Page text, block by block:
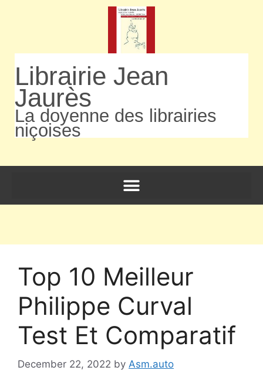
Librairie Jean
Jaurès
La doyenne des librairies
niçoises
Top 10 Meilleur
Philippe Curval
Test Et Comparatif
December 22, 2022 by Asm.auto